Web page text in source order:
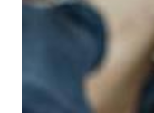
병을 가졌다면 대상자가
니다. 뇌경색증, 치매, 다발